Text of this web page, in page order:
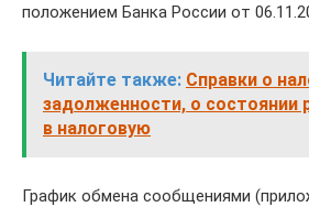
положением Банка России от
Читайте также: Справки о
задолженности, о состоянии
в налоговую
График обмена сообщениями